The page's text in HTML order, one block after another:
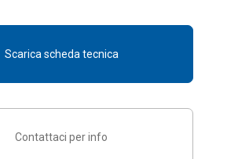
Scarica scheda tecnica
Contattaci per info